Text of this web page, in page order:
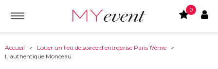
0
Accueil > Louer un lieu de soirée d'entreprise Paris 17ème >
L'authentique Monceau